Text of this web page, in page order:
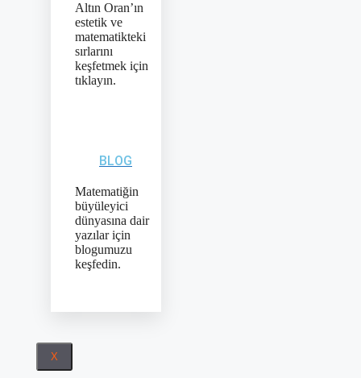
Altın Oran’ın
estetik ve
matematikteki
sırlarını
keşfetmek için
tıklayın.
BLOG
Matematiğin
büyüleyici
dünyasına dair
yazılar için
blogumuzu
keşfedin.
X